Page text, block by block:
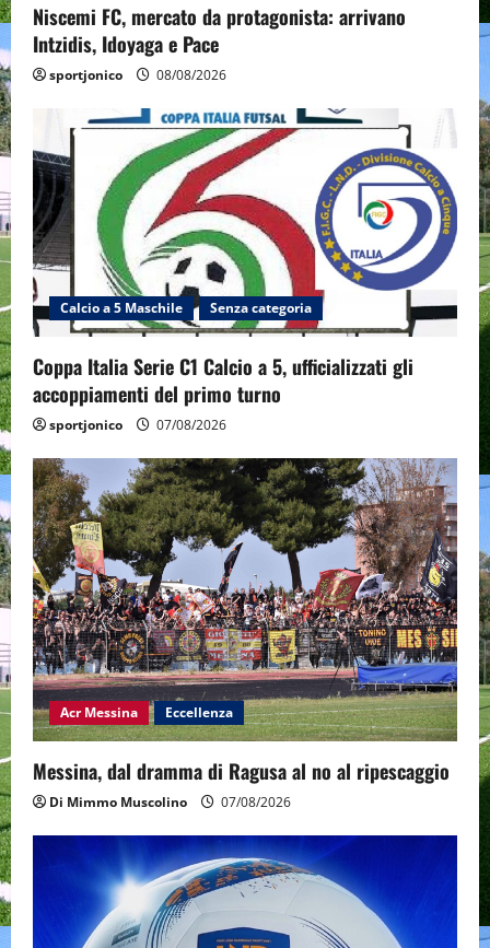
Niscemi FC, mercato da protagonista: arrivano
Intzidis, Idoyaga e Pace
sportjonico 08/08/2026
Calcio a 5 Maschile Senza categoria
Coppa Italia Serie C1 Calcio a 5, ufficializzati gli
accoppiamenti del primo turno
sportjonico 07/08/2026
Acr Messina Eccellenza
Messina, dal dramma di Ragusa al no al ripescaggio
Di Mimmo Muscolino 07/08/2026